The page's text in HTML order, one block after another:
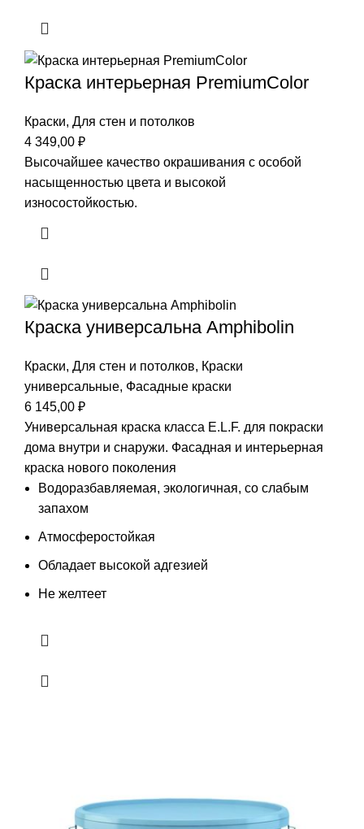
Краска интерьерная PremiumColor
Краски, Для стен и потолков
4 349,00 ₽
Высочайшее качество окрашивания с особой
насыщенностью цвета и высокой
износостойкостью.
Краска универсальна Amphibolin
Краски, Для стен и потолков, Краски
универсальные, Фасадные краски
6 145,00 ₽
Универсальная краска класса E.L.F. для покраски
дома внутри и снаружи. Фасадная и интерьерная
краска нового поколения
Водоразбавляемая, экологичная, со слабым
запахом
Атмосферостойкая
Обладает высокой адгезией
Не желтеет